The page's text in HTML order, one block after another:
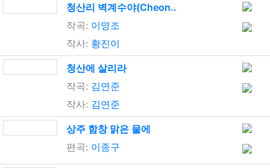
청산리 벽계수야(Cheon..
작곡: 이영조
작사: 황진이
청산에 살리라
작곡: 김연준
작사: 김연준
상주 함창 맑은 물에
편곡: 이종구